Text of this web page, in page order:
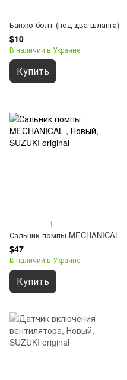
Банжо болт (под два шланга)
$10
В наличии в Украине
Купить
1
Сальник помпы MECHANICAL
$47
В наличии в Украине
Купить